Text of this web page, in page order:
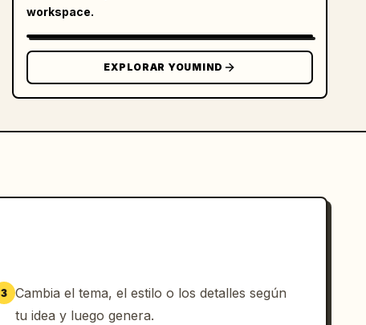
workspace.
EXPLORAR YOUMIND
3 Cambia el tema, el estilo o los detalles según
tu idea y luego genera.